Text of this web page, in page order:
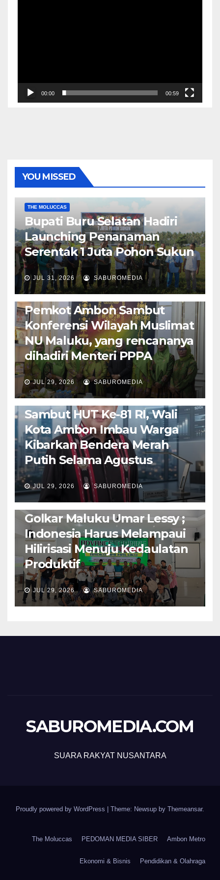
00:00 00:59
YOU MISSED
THE MOLUCCAS
Bupati Buru Selatan Hadiri
Launching Penanaman
Serentak 1 Juta Pohon Sukun
JUL 31, 2026 SABUROMEDIA
AMBON METRO JURNALISME AKTIVIS
POLITIK & PEMERINTAHAN
Pemkot Ambon Sambut
Konferensi Wilayah Muslimat
NU Maluku, yang rencananya
dihadiri Menteri PPPA
JUL 29, 2026 SABUROMEDIA
AMBON METRO POLITIK & PEMERINTAHAN
Sambut HUT Ke-81 RI, Wali
Kota Ambon Imbau Warga
Kibarkan Bendera Merah
Putih Selama Agustus
JUL 29, 2026 SABUROMEDIA
AMBON METRO JURNALISME AKTIVIS
PENDIDIKAN & OLAHRAGA THE MOLUCCAS
Isi Materi LK-III HMI, Ketua
Golkar Maluku Umar Lessy ;
Indonesia Harus Melampaui
Hilirisasi Menuju Kedaulatan
Produktif
JUL 29, 2026 SABUROMEDIA
SABUROMEDIA.COM
SUARA RAKYAT NUSANTARA
Proudly powered by WordPress | Theme: Newsup by Themeansar.
The Moluccas PEDOMAN MEDIA SIBER Ambon Metro
Ekonomi & Bisnis Pendidikan & Olahraga